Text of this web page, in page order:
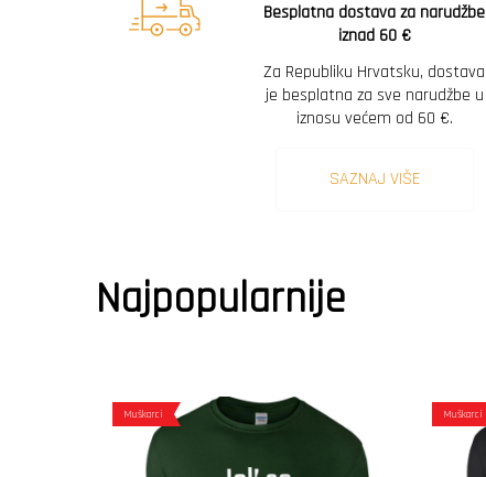
Besplatna dostava za narudžbe
iznad 60 €
Za Republiku Hrvatsku, dostava
je besplatna za sve narudžbe u
iznosu većem od 60 €.
SAZNAJ VIŠE
Najpopularnije
Muškarci Muškarci